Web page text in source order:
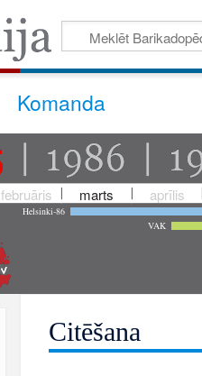
Komanda
februāris marts aprīlis
Helsinki-86
VAK
Citēšana